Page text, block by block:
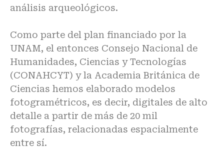
análisis arqueológicos.
Como parte del plan financiado por la
UNAM, el entonces Consejo Nacional de
Humanidades, Ciencias y Tecnologías
(CONAHCYT) y la Academia Británica de
Ciencias hemos elaborado modelos
fotogramétricos, es decir, digitales de alto
detalle a partir de más de 20 mil
fotografías, relacionadas espacialmente
entre sí.